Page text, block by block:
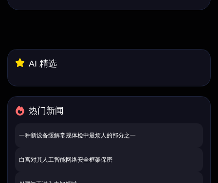
AI 精选
热门新闻
一种新设备缓解常规体检中最烦人的部分之一
白宫对其人工智能网络安全框架保密